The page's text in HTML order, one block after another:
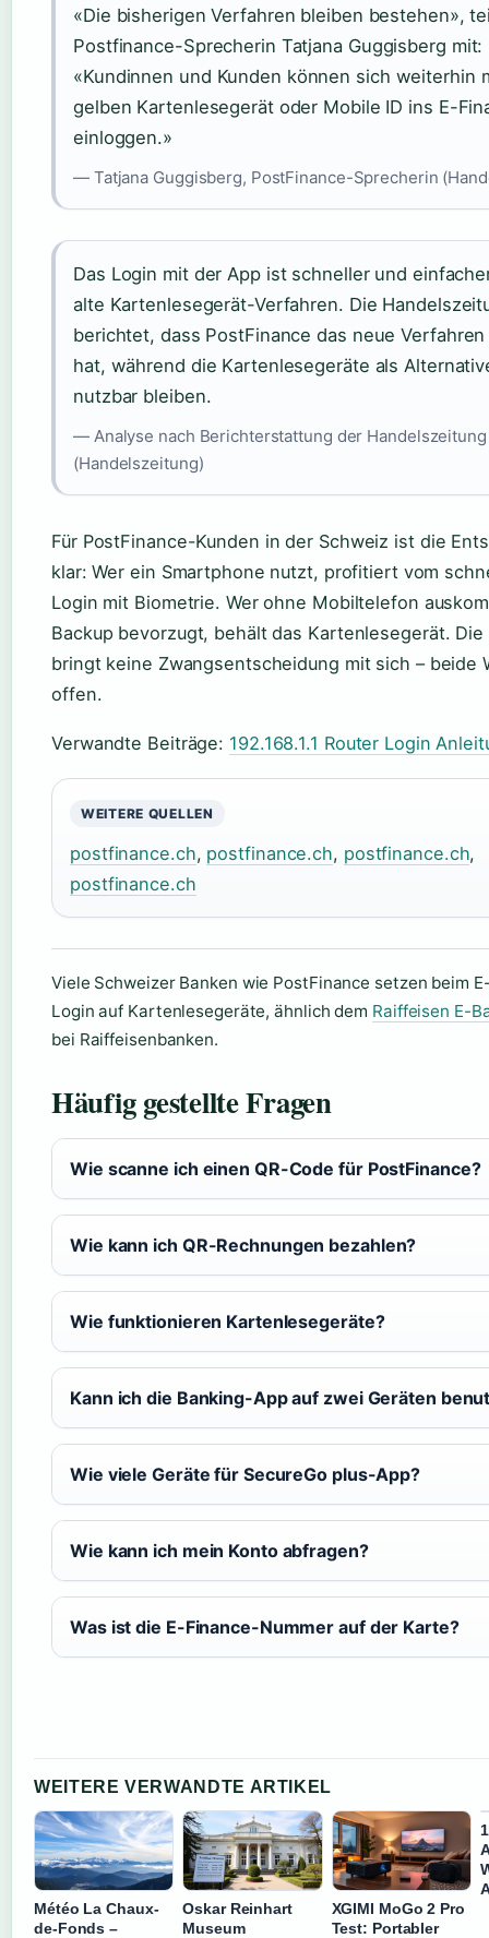
«Die bisherigen Verfahren bleiben bestehen»,
Postfinance-Sprecherin Tatjana Guggisberg mit:
«Kundinnen und Kunden können sich weiterhin
gelben Kartenlesegerät oder Mobile ID ins E-
einloggen.»
— Tatjana Guggisberg, PostFinance-Sprecherin
Das Login mit der App ist schneller und
alte Kartenlesegerät-Verfahren. Die
berichtet, dass PostFinance das neue
hat, während die Kartenlesegeräte als
nutzbar bleiben.
— Analyse nach Berichterstattung der Handelszeitung
(Handelszeitung)
Für PostFinance-Kunden in der Schweiz ist die
klar: Wer ein Smartphone nutzt, profitiert vom
Login mit Biometrie. Wer ohne Mobiltelefon
Backup bevorzugt, behält das Kartenlesegerät. Die
bringt keine Zwangsentscheidung mit sich – beide
offen.
Verwandte Beiträge: 192.168.1.1 Router Login
WEITERE QUELLEN
postfinance.ch, postfinance.ch, postfinance.ch,
postfinance.ch
Viele Schweizer Banken wie PostFinance setzen beim
Login auf Kartenlesegeräte, ähnlich dem Raiffeisen E-
bei Raiffeisenbanken.
Häufig gestellte Fragen
Wie scanne ich einen QR-Code für PostFinance?
Wie kann ich QR-Rechnungen bezahlen?
Wie funktionieren Kartenlesegeräte?
Kann ich die Banking-App auf zwei Geräten
Wie viele Geräte für SecureGo plus-App?
Wie kann ich mein Konto abfragen?
Was ist die E-Finance-Nummer auf der Karte?
WEITERE VERWANDTE ARTIKEL
Météo La Chaux-
de-Fonds –
Oskar Reinhart
Museum
XGIMI MoGo 2 Pro
Test: Portabler